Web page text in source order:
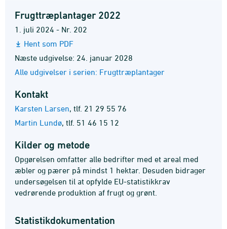
Frugttræplantager 2022
1. juli 2024 - Nr. 202
Hent som PDF
Næste udgivelse: 24. januar 2028
Alle udgivelser i serien: Frugttræplantager
Kontakt
Karsten Larsen tlf. 21 29 55 76
Martin Lundø tlf. 51 46 15 12
Kilder og metode
Opgørelsen omfatter alle bedrifter med et areal med
æbler og pærer på mindst 1 hektar. Desuden bidrager
undersøgelsen til at opfylde EU-statistikkrav
vedrørende produktion af frugt og grønt.
Statistik­dokumentation